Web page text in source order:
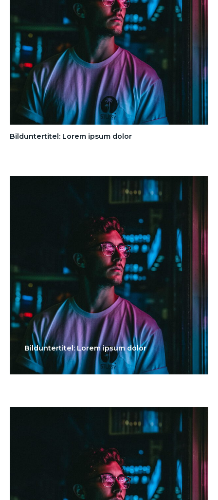
Bilduntertitel: Lorem ipsum dolor
Bilduntertitel: Lorem ipsum dolor